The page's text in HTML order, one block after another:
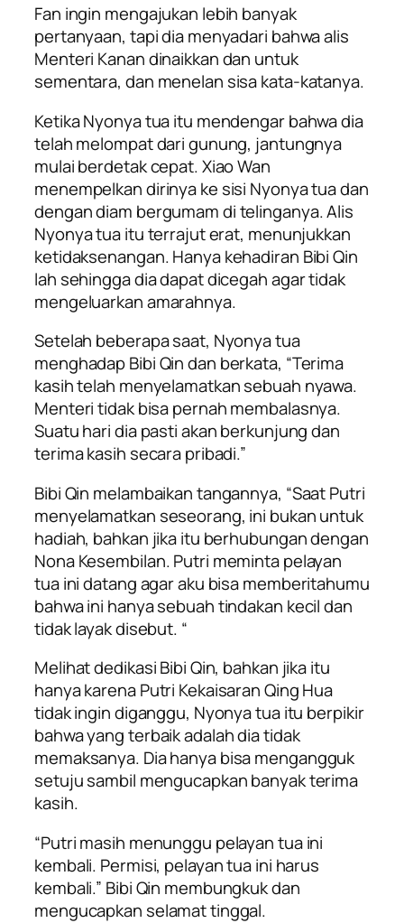
Fan ingin mengajukan lebih banyak
pertanyaan, tapi dia menyadari bahwa alis
Menteri Kanan dinaikkan dan untuk
sementara, dan menelan sisa kata-katanya.
Ketika Nyonya tua itu mendengar bahwa dia
telah melompat dari gunung, jantungnya
mulai berdetak cepat. Xiao Wan
menempelkan dirinya ke sisi Nyonya tua dan
dengan diam bergumam di telinganya. Alis
Nyonya tua itu terrajut erat, menunjukkan
ketidaksenangan. Hanya kehadiran Bibi Qin
lah sehingga dia dapat dicegah agar tidak
mengeluarkan amarahnya.
Setelah beberapa saat, Nyonya tua
menghadap Bibi Qin dan berkata, “Terima
kasih telah menyelamatkan sebuah nyawa.
Menteri tidak bisa pernah membalasnya.
Suatu hari dia pasti akan berkunjung dan
terima kasih secara pribadi.”
Bibi Qin melambaikan tangannya, “Saat Putri
menyelamatkan seseorang, ini bukan untuk
hadiah, bahkan jika itu berhubungan dengan
Nona Kesembilan. Putri meminta pelayan
tua ini datang agar aku bisa memberitahumu
bahwa ini hanya sebuah tindakan kecil dan
tidak layak disebut. “
Melihat dedikasi Bibi Qin, bahkan jika itu
hanya karena Putri Kekaisaran Qing Hua
tidak ingin diganggu, Nyonya tua itu berpikir
bahwa yang terbaik adalah dia tidak
memaksanya. Dia hanya bisa mengangguk
setuju sambil mengucapkan banyak terima
kasih.
“Putri masih menunggu pelayan tua ini
kembali. Permisi, pelayan tua ini harus
kembali.” Bibi Qin membungkuk dan
mengucapkan selamat tinggal.